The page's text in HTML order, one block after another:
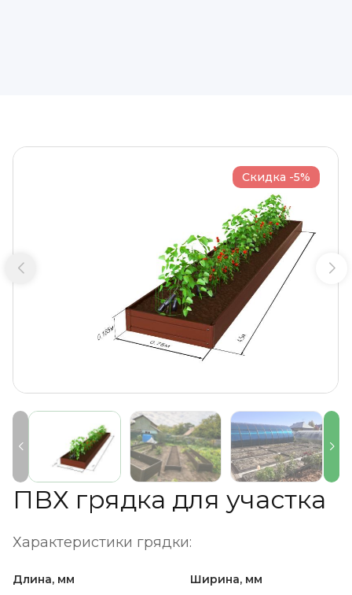
Скидка -5%
ПВХ грядка для участка
Характеристики грядки:
Длина, мм
Ширина, мм